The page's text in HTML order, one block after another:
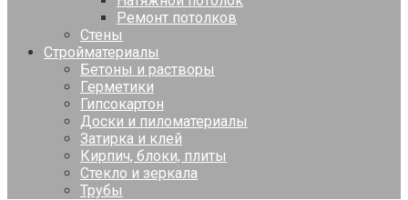
Ремонт потолков
Стены
Стройматериалы
Бетоны и растворы
Герметики
Гипсокартон
Доски и пиломатериалы
Затирка и клей
Кирпич, блоки, плиты
Стекло и зеркала
Трубы